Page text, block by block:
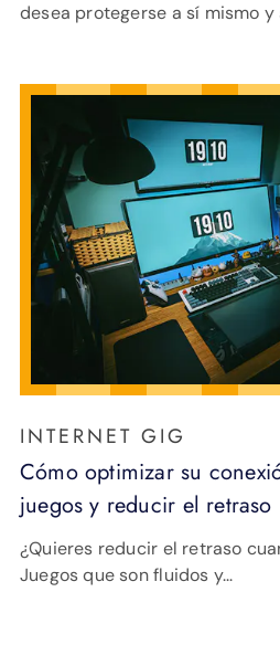
desea protegerse a sí mismo y
INTERNET GIG
Cómo optimizar su
juegos y reducir el retraso
¿Quieres reducir el retraso
Juegos que son fluidos y...